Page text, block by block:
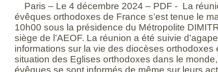
Paris – Le 4 décembre 2024 – PDF - La
évêques orthodoxes de France s’est tenue le
10h00 sous la présidence du Métropolite
siège de l’AEOF. La réunion a été suivie
informations sur la vie des diocèses orthodoxes
situation des Eglises orthodoxes dans le
évêques se sont informés de même sur leurs